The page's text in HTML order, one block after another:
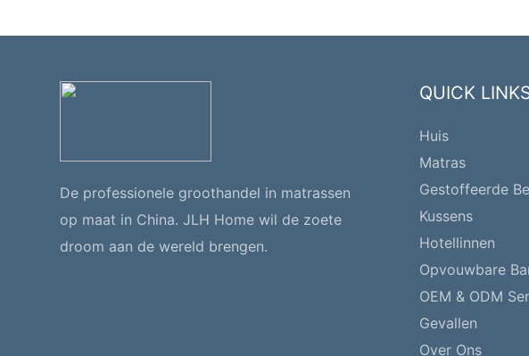
De professionele groothandel in matrassen
op maat in China. JLH Home wil de zoete
droom aan de wereld brengen.
QUICK
Huis
Matras
Gestoffeerde
Kussens
Hotellinnen
Opvouwbare
OEM & ODM
Gevallen
Over Ons